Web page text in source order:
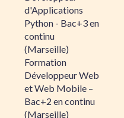
d'Applications
Python - Bac+3 en
continu
(Marseille)
Formation
Développeur Web
et Web Mobile –
Bac+2 en continu
(Marseille)